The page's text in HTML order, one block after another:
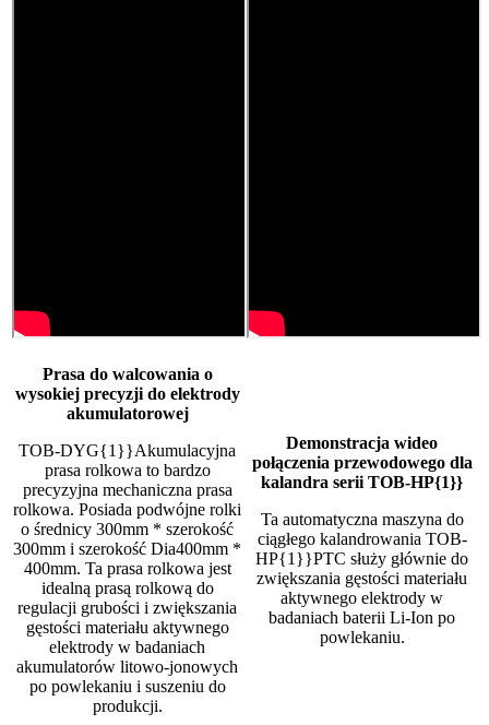
Prasa do walcowania o
wysokiej precyzji do elektrody
akumulatorowej
TOB-DYG{1}}Akumulacyjna
prasa rolkowa to bardzo
precyzyjna mechaniczna prasa
rolkowa. Posiada podwójne rolki
o średnicy 300mm * szerokość
300mm i szerokość Dia400mm *
400mm. Ta prasa rolkowa jest
idealną prasą rolkową do
regulacji grubości i zwiększania
gęstości materiału aktywnego
elektrody w badaniach
akumulatorów litowo-jonowych
po powlekaniu i suszeniu do
produkcji.
Demonstracja wideo
połączenia przewodowego dla
kalandra serii TOB-HP{1}}
Ta automatyczna maszyna do
ciągłego kalandrowania TOB-
HP{1}}PTC służy głównie do
zwiększania gęstości materiału
aktywnego elektrody w
badaniach baterii Li-Ion po
powlekaniu.